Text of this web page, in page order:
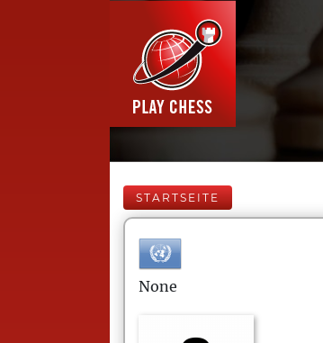
STARTSEITE
None